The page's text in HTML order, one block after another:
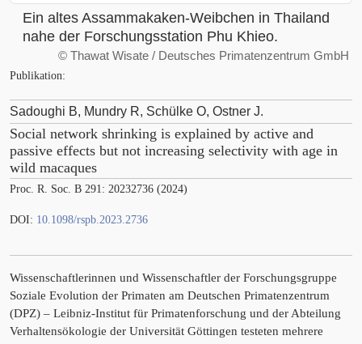
Ein altes Assammakaken-Weibchen in Thailand
nahe der Forschungsstation Phu Khieo.
© Thawat Wisate / Deutsches Primatenzentrum GmbH
Publikation:
Sadoughi B, Mundry R, Schülke O, Ostner J.
Social network shrinking is explained by active and
passive effects but not increasing selectivity with age in
wild macaques
Proc. R. Soc. B 291: 20232736 (2024)
DOI: 10.1098/rspb.2023.2736
Wissenschaftlerinnen und Wissenschaftler der Forschungsgruppe
Soziale Evolution der Primaten am Deutschen Primatenzentrum
(DPZ) – Leibniz-Institut für Primatenforschung und der Abteilung
Verhaltensökologie der Universität Göttingen testeten mehrere